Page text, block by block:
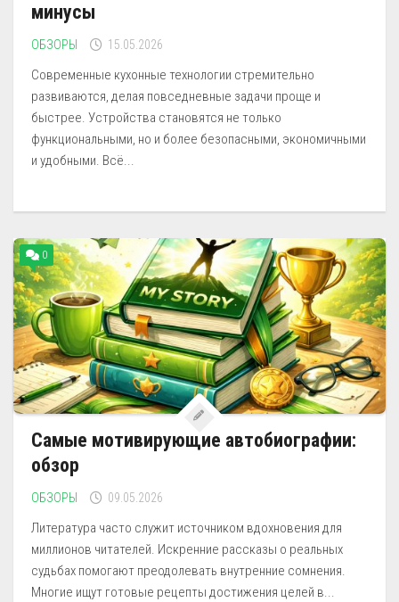
минусы
ОБЗОРЫ 15.05.2026
Современные кухонные технологии стремительно
развиваются, делая повседневные задачи проще и
быстрее. Устройства становятся не только
функциональными, но и более безопасными, экономичными
и удобными. Всё...
0
Самые мотивирующие автобиографии:
обзор
ОБЗОРЫ 09.05.2026
Литература часто служит источником вдохновения для
миллионов читателей. Искренние рассказы о реальных
судьбах помогают преодолевать внутренние сомнения.
Многие ищут готовые рецепты достижения целей в...